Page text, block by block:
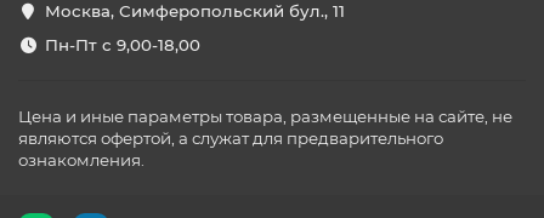
Москва, Симферопольский бул., 11
Пн-Пт с 9,00-18,00
Цена и иные параметры товара, размещенные на сайте, не
являются офертой, а служат для предварительного
ознакомления.